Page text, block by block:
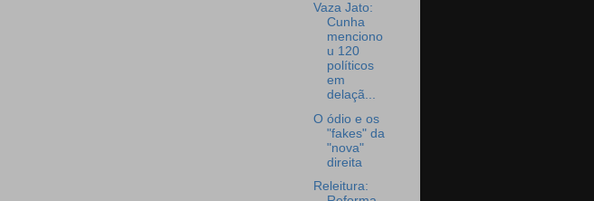
Vaza Jato:
Cunha
menciono
u 120
políticos
em
delaçã...
O ódio e os
"fakes" da
"nova"
direita
Releitura: